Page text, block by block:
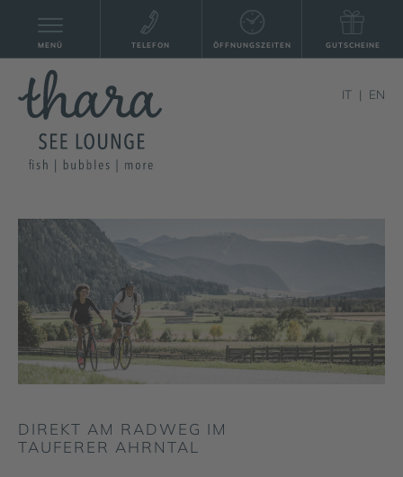
MENÜ TELEFON ÖFFNUNGSZEITEN GUTSCHEINE
IT EN
DIREKT AM RADWEG IM
TAUFERER AHRNTAL